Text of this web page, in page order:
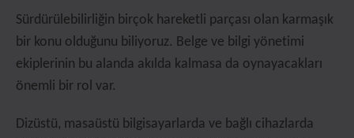
Sürdürülebilirliğin birçok hareketli parçası olan karmaşık
bir konu olduğunu biliyoruz. Belge ve bilgi yönetimi
ekiplerinin bu alanda akılda kalmasa da oynayacakları
önemli bir rol var.
Dizüstü, masaüstü bilgisayarlarda ve bağlı cihazlarda